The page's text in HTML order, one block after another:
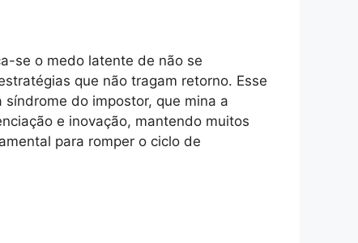
se o medo latente de não se
que não tragam retorno. Esse
do impostor, que mina a
e inovação, mantendo muitos
para romper o ciclo de